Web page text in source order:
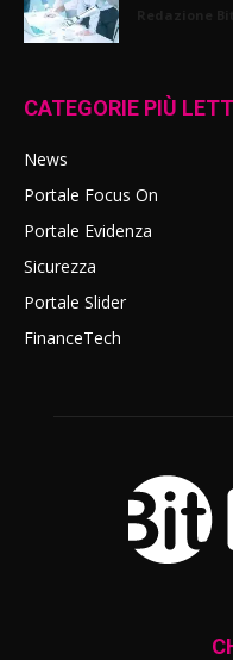
CATEGORIE PIÙ
News
Portale Focus On
Portale Evidenza
Sicurezza
Portale Slider
FinanceTech